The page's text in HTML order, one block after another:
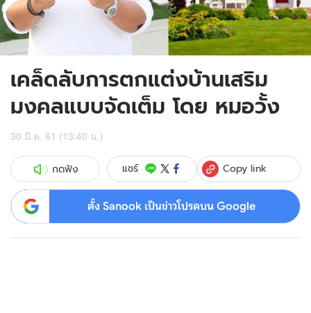
เคล็ดลับการตกแต่งบ้านเสริม
มงคลแบบจัดเต็ม โดย หมอวั้ง
30 มี.ค. 61 (13:40 น.)
กดฟัง แชร์ Copy link
ตั้ง Sanook เป็นข่าวโปรดบน Google